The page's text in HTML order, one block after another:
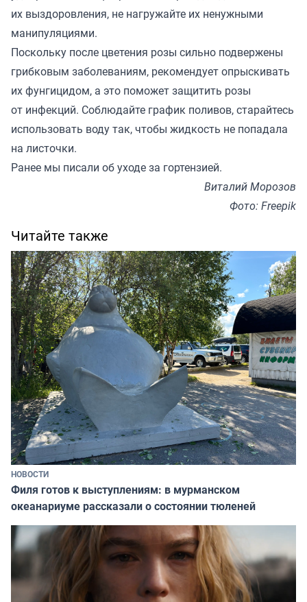
их выздоровления, не нагружайте их ненужными
манипуляциями.
Поскольку после цветения розы сильно подвержены
грибковым заболеваниям, рекомендует опрыскивать
их фунгицидом, а это поможет защитить розы
от инфекций. Соблюдайте график поливов, старайтесь
использовать воду так, чтобы жидкость не попадала
на листочки.
Ранее мы писали об уходе за гортензией.
Виталий Морозов
Фото: Freepik
Читайте также
НОВОСТИ
Филя готов к выступлениям: в мурманском
океанариуме рассказали о состоянии тюленей